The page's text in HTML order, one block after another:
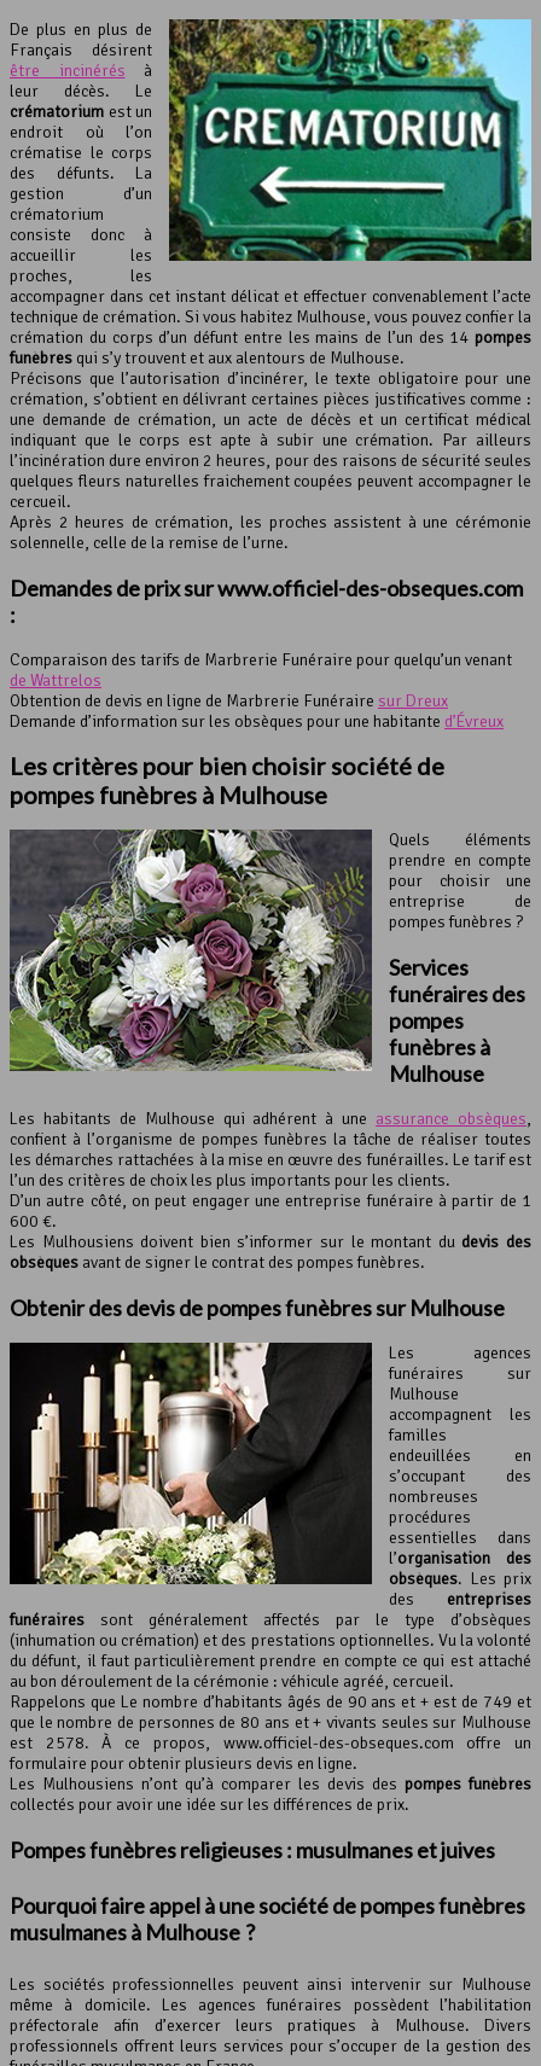
De plus en plus de
Français désirent
être incinérés à
leur décès. Le
crématorium est un
endroit où l’on
crématise le corps
des défunts. La
gestion d’un
crématorium
consiste donc à
accueillir les
proches, les
accompagner dans cet instant délicat et effectuer convenablement l’acte
technique de crémation. Si vous habitez Mulhouse, vous pouvez confier la
crémation du corps d’un défunt entre les mains de l’un des 14 pompes
funèbres qui s’y trouvent et aux alentours de Mulhouse.
Précisons que l’autorisation d’incinérer, le texte obligatoire pour une
crémation, s’obtient en délivrant certaines pièces justificatives comme :
une demande de crémation, un acte de décès et un certificat médical
indiquant que le corps est apte à subir une crémation. Par ailleurs
l’incinération dure environ 2 heures, pour des raisons de sécurité seules
quelques fleurs naturelles fraichement coupées peuvent accompagner le
cercueil.
Après 2 heures de crémation, les proches assistent à une cérémonie
solennelle, celle de la remise de l’urne.
Demandes de prix sur www.officiel-des-obseques.com
:
Comparaison des tarifs de Marbrerie Funéraire pour quelqu’un venant
de Wattrelos
Obtention de devis en ligne de Marbrerie Funéraire sur Dreux
Demande d’information sur les obsèques pour une habitante d’Évreux
Les critères pour bien choisir société de
pompes funèbres à Mulhouse
Quels éléments
prendre en compte
pour choisir une
entreprise de
pompes funèbres ?
Services
funéraires des
pompes
funèbresà
Mulhouse
Les habitants de Mulhouse qui adhérent à une assurance obsèques,
confient à l’organisme de pompes funèbres la tâche de réaliser toutes
les démarches rattachées à la mise en œuvre des funérailles. Le tarif est
l’un des critères de choix les plus importants pour les clients.
D’un autre côté, on peut engager une entreprise funéraire à partir de 1
600 €.
Les Mulhousiens doivent bien s’informer sur le montant du devis des
obsèques avant de signer le contrat des pompes funèbres.
Obtenir des devis de pompes funèbres sur Mulhouse
Les agences
funéraires sur
Mulhouse
accompagnent les
familles
endeuillées en
s’occupant des
nombreuses
procédures
essentielles dans
l’organisation des
obsèques. Les prix
des entreprises
funéraires sont généralement affectés par le type d’obsèques
(inhumation ou crémation) et des prestations optionnelles. Vu la volonté
du défunt, il faut particulièrement prendre en compte ce qui est attaché
au bon déroulement de la cérémonie : véhicule agréé, cercueil.
Rappelons que Le nombre d’habitants âgés de 90 ans et + est de 749 et
que le nombre de personnes de 80 ans et + vivants seules sur Mulhouse
est 2578. À ce propos, www.officiel-des-obseques.com offre un
formulaire pour obtenir plusieurs devis en ligne.
Les Mulhousiens n’ont qu’à comparer les devis des pompes funèbres
collectés pour avoir une idée sur les différences de prix.
Pompes funèbres religieuses : musulmanes et juives
Pourquoi faire appel à une société de pompes funèbres
musulmanes à Mulhouse ?
Les sociétés professionnelles peuvent ainsi intervenir sur Mulhouse
même à domicile. Les agences funéraires possèdent l’habilitation
préfectorale afin d’exercer leurs pratiques à Mulhouse. Divers
professionnels offrent leurs services pour s’occuper de la gestion des